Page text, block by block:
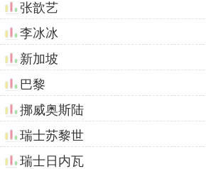
张歆艺
李冰冰
新加坡
巴黎
挪威奥斯陆
瑞士苏黎世
瑞士日内瓦